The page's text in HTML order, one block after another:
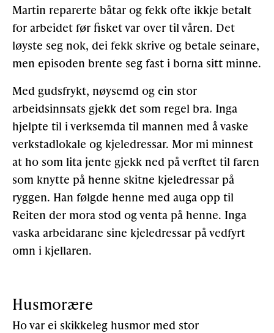
Martin reparerte båtar og fekk ofte ikkje betalt
for arbeidet før fisket var over til våren. Det
løyste seg nok, dei fekk skrive og betale seinare,
men episoden brente seg fast i borna sitt minne.
Med gudsfrykt, nøysemd og ein stor
arbeidsinnsats gjekk det som regel bra. Inga
hjelpte til i verksemda til mannen med å vaske
verkstadlokale og kjeledressar. Mor mi minnest
at ho som lita jente gjekk ned på verftet til faren
som knytte på henne skitne kjeledressar på
ryggen. Han følgde henne med auga opp til
Reiten der mora stod og venta på henne. Inga
vaska arbeidarane sine kjeledressar på vedfyrt
omn i kjellaren.
Husmorære
Ho var ei skikkeleg husmor med stor